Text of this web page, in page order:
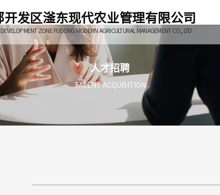
开发区滏东现代农业管理有限公司
ZONE FUDONG MODERN AGRICULTURAL MANAGEMENT CO., LTD
人才招聘
TALENT ACQUISITION